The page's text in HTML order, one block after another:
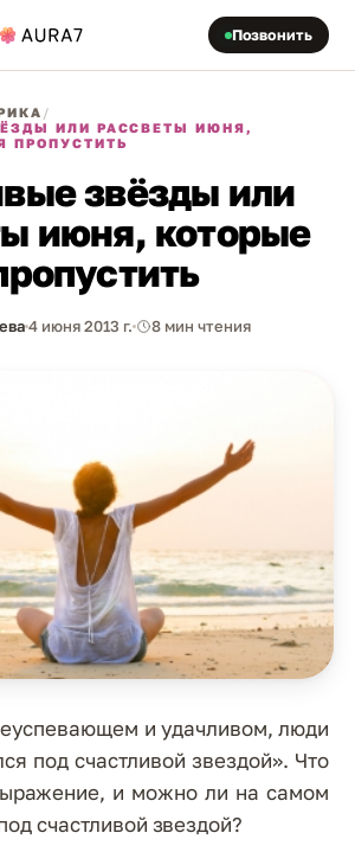
Позвонить
/
ИЛИ РАССВЕТЫ ИЮНЯ,
ПРОПУСТИТЬ
звёзды или
июня, которые
4 июня 2013 г. 8 мин чтения
и удачливом, люди
под счастливой звездой». Что
и можно ли на самом
счастливой звездой?